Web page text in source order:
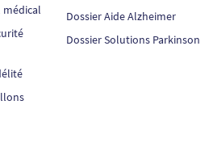
Dossier Aide Alzheimer
Dossier Solutions Parkinson